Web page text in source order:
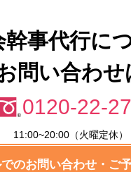
幹事代行に
問い合わせ
0120-22-
11:00~20:00（火曜定休）
のお問い合わせ・ご